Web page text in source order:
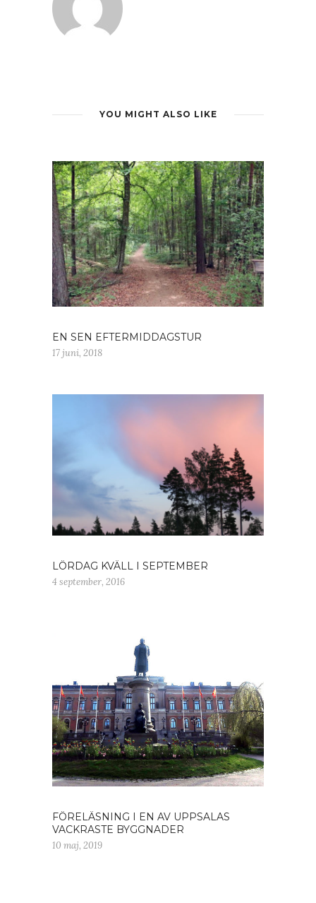
YOU MIGHT ALSO LIKE
EN SEN EFTERMIDDAGSTUR
17 juni, 2018
LÖRDAG KVÄLL I SEPTEMBER
4 september, 2016
FÖRELÄSNING I EN AV UPPSALAS
VACKRASTE BYGGNADER
10 maj, 2019